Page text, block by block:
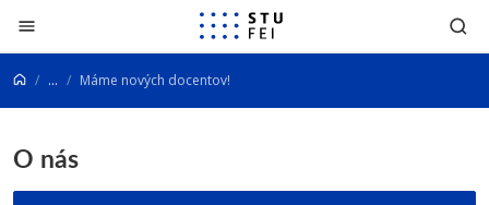
Prejsť na obsah
... Máme nových docentov!
O nás